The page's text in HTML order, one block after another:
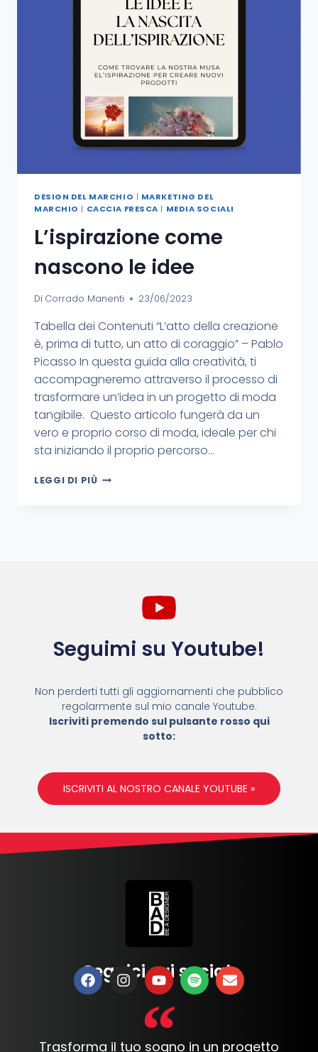
DESIGN DEL MARCHIO | MARKETING DEL
MARCHIO | CACCIA FRESCA | MEDIA SOCIALI
L’ispirazione come
nascono le idee
Di Corrado Manenti 23/06/2023
Tabella dei Contenuti “L’atto della creazione
è, prima di tutto, un atto di coraggio” – Pablo
Picasso In questa guida alla creatività, ti
accompagneremo attraverso il processo di
trasformare un’idea in un progetto di moda
tangibile. Questo articolo fungerà da un
vero e proprio corso di moda, ideale per chi
sta iniziando il proprio percorso…
LEGGI DI PIÙ
Seguimi su Youtube!
Non perderti tutti gli aggiornamenti che pubblico
regolarmente sul mio canale Youtube.
Iscriviti premendo sul pulsante rosso qui
sotto:
ISCRIVITI AL NOSTRO CANALE YOUTUBE »
Seguici sui social:
Trasforma il tuo sogno in un progetto